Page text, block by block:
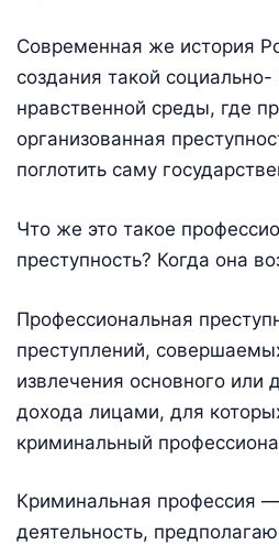
Современная же история
создания такой
нравственной среды, где
организованная
поглотить саму
Что же это такое
преступность? Когда она
Профессиональная
преступлений,
извлечения основного или
дохода лицами, для
криминальный
Криминальная профессия
деятельность,